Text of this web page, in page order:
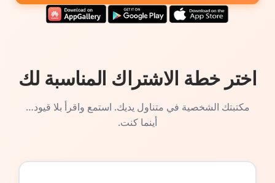
اختر خطة الاشتراك المناسبة لك
مكتبتك الشخصية في متناول يديك. استمع واقرأ بلا قيود…
أينما كنت.